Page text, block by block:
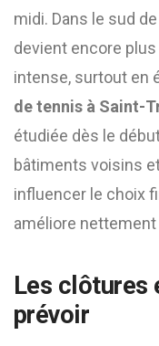
midi. Dans le sud
devient encore
intense, surtout en
de tennis à Saint-
étudiée dès le
bâtiments voisins
influencer le choix
améliore nettement
Les clôtures
prévoir